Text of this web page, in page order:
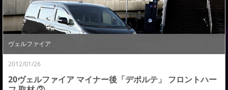
ヴェルファイア
2012/01/26
20ヴェルファイア マイナー後「デポルテ」 フロントハー